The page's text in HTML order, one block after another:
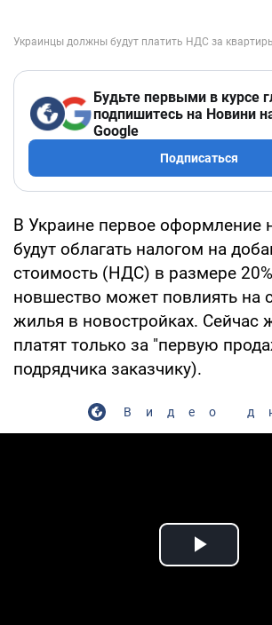
Будьте первыми в курсе
подпишитесь на Новини
Google
Подписаться
В Украине первое оформление
будут облагать налогом на
стоимость (НДС) в размере
новшество может повлиять на
жилья в новостройках. Сейчас
платят только за "первую
подрядчика заказчику).
Видео
Play